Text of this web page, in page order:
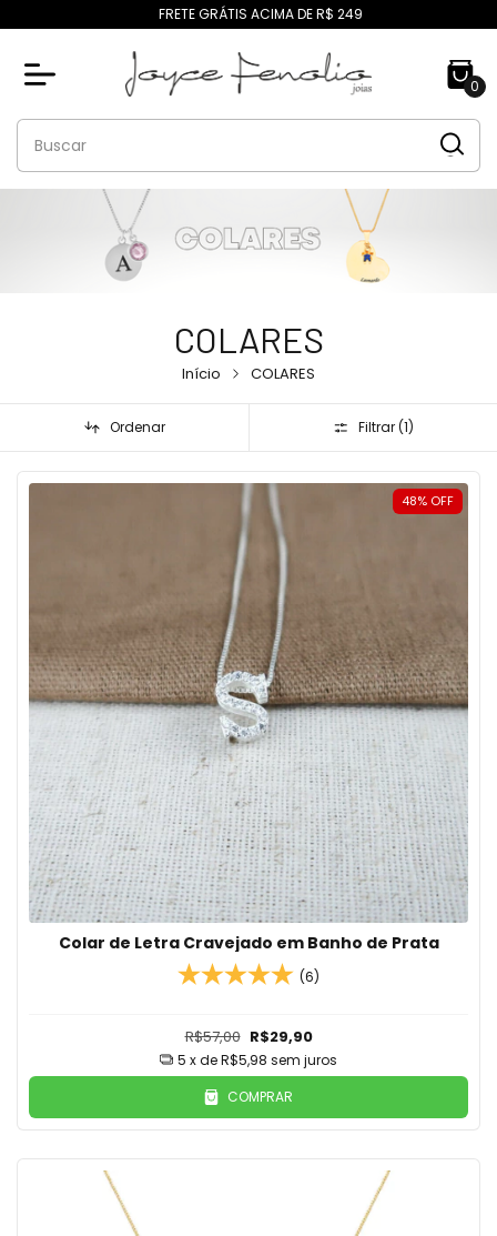
FRETE GRÁTIS ACIMA DE R$ 249
0
COLARES
Início COLARES
Ordenar Filtrar (1)
48% OFF
Colar de Letra Cravejado em Banho de Prata
(6)
R$57,00 R$29,90
5 x deR$5,98 sem juros
COMPRAR